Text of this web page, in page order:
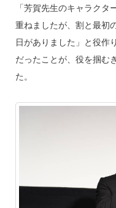
「芳賀先生のキャラク
重ねましたが、割と最初
日がありました」と役作
だったことが、役を掴む
た。